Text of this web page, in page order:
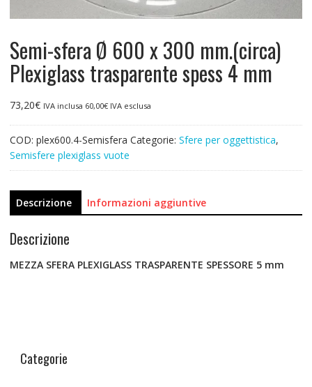
Semi-sfera Ø 600 x 300 mm.(circa)
Plexiglass trasparente spess 4 mm
73,20€ IVA inclusa 60,00€IVA esclusa
COD: plex600.4-Semisfera Categorie: Sfere per oggettistica,
Semisfere plexiglass vuote
Descrizione Informazioni aggiuntive
Descrizione
MEZZA SFERA PLEXIGLASS TRASPARENTE SPESSORE 5 mm
Categorie